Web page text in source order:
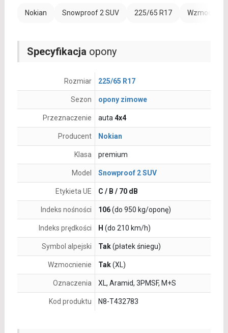
Nokian Snowproof 2 SUV 225/65 R17
Specyfikacja opony
Rozmiar 225/65 R17
Sezon opony zimowe
Przeznaczenie auta 4x4
Producent Nokian
Klasa premium
Model Snowproof 2 SUV
Etykieta UE C / B / 70 dB
Indeks nośności 106(do 950 kg/oponę)
Indeks prędkości H (do 210 km/h)
Symbol alpejski Tak(płatek śniegu)
Wzmocnienie Tak(XL)
Oznaczenia XL, Aramid, 3PMSF, M+S
Kod produktu N8-T432783